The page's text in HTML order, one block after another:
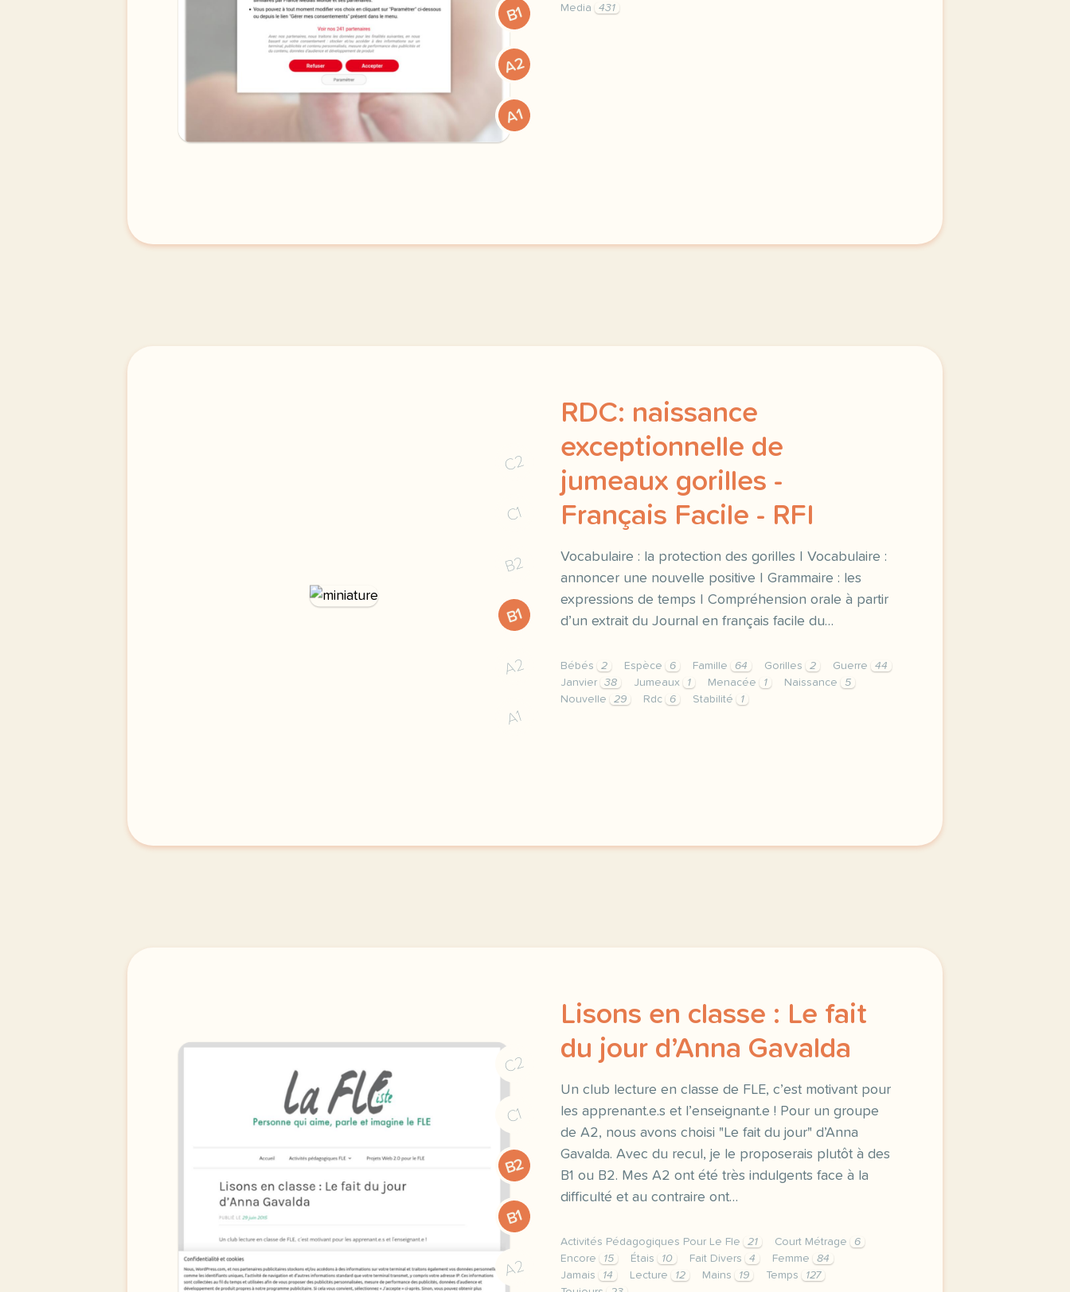
B1
A2
A1
Media
431
C2
C1
B2
B1
A2
A1
RDC: naissance
exceptionnelle de
jumeaux gorilles -
Français Facile - RFI
Vocabulaire : la protection des gorilles | Vocabulaire :
annoncer une nouvelle positive | Grammaire : les
expressions de temps | Compréhension orale à partir
d’un extrait du Journal en français facile du…
Bébés 2 Espèce 6 Famille 64 Gorilles 2 Guerre
44
Janvier
38 Jumeaux 1 Menacée 1 Naissance
5
Nouvelle
29 Rdc 6 Stabilité 1
C2
C1
B2
B1
A2
Lisons en classe : Le fait
du jour d’Anna Gavalda
Un club lecture en classe de FLE, c’est motivant pour
les apprenant.e.s et l’enseignant.e ! Pour un groupe
de A2, nous avons choisi "Le fait du jour" d’Anna
Gavalda. Avec du recul, je le proposerais plutôt à des
B1 ou B2. Mes A2 ont été très indulgents face à la
difficulté et au contraire ont…
Activités Pédagogiques Pour Le Fle 21 Court Métrage
6
Encore
15 Étais 10 Fait Divers 4 Femme
84
Jamais
14 Lecture 12 Mains 19 Temps
127